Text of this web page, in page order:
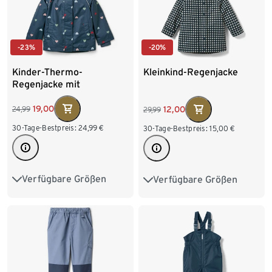
-23%
Kinder-Thermo-
Regenjacke mit
Fleecefutter, Herzen
24,99 19,00
30-Tage-Bestpreis: 24,99 €
Verfügbare Größen
74/80 86/92
110/116
122/128
-20%
Kleinkind-Regenjacke
29,99 12,00
30-Tage-Bestpreis: 15,00 €
Verfügbare Größen
86/92 98/104